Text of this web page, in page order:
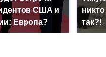
США и
Европа?
никто
так?!